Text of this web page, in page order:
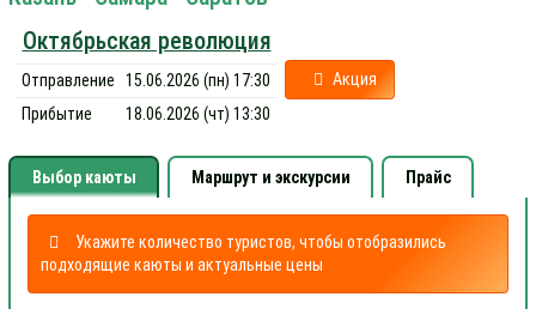
Октябрьская революция
Отправление
15.06.2026 (пн) 17:30
Прибытие
18.06.2026 (чт) 13:30
Акция
Выбор каюты Маршрут и экскурсии Прайс
Укажите количество туристов, чтобы отобразились
подходящие каюты и актуальные цены